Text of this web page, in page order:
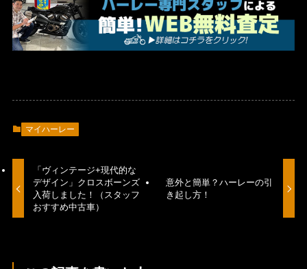
マイハーレー
「ヴィンテージ+現代的な
デザイン」クロスボーンズ
入荷しました！（スタッフ
おすすめ中古車）
意外と簡単？ハーレーの引
き起し方！